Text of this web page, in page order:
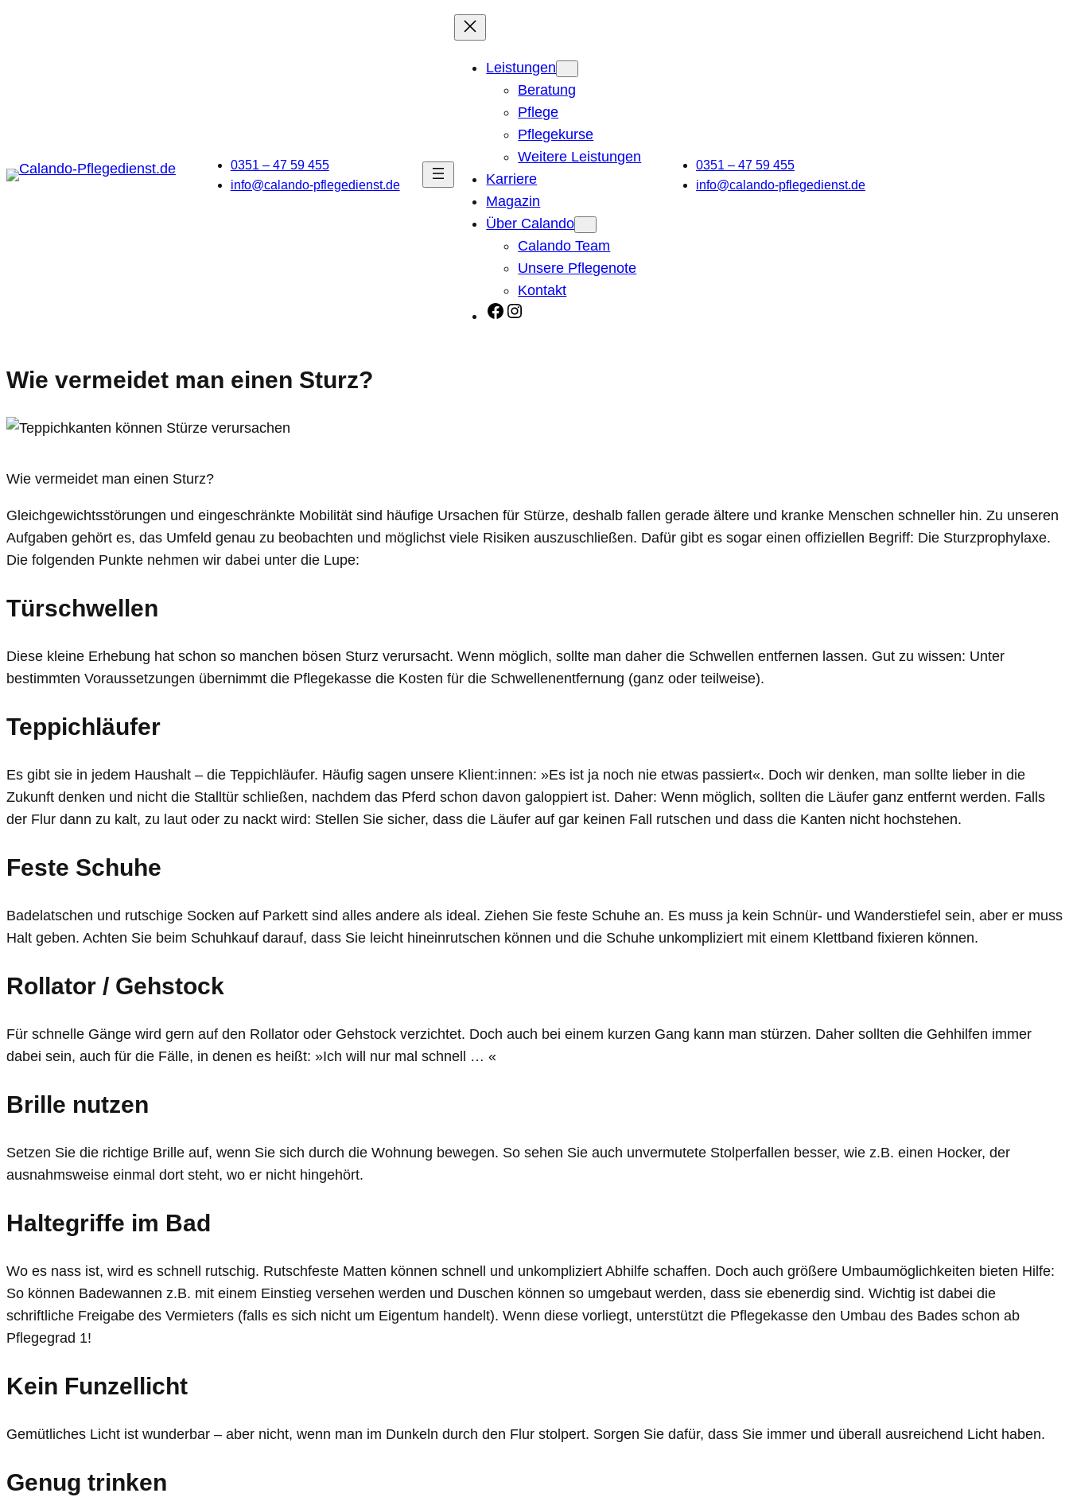
0351 – 47 59 455
info@calando-pflegedienst.de
Leistungen
Beratung
Pflege
Pflegekurse
Weitere Leistungen
Karriere
Magazin
Über Calando
Calando Team
Unsere Pflegenote
Kontakt
Facebook
Instagram
0351 – 47 59 455
info@calando-pflegedienst.de
Wie vermeidet man einen Sturz?
Wie vermeidet man einen Sturz?
Gleichgewichtsstörungen und eingeschränkte Mobilität sind häufige Ursachen für Stürze, deshalb fallen gerade ältere und kranke Menschen schneller hin. Zu unseren
Aufgaben gehört es, das Umfeld genau zu beobachten und möglichst viele Risiken auszuschließen. Dafür gibt es sogar einen offiziellen Begriff: Die Sturzprophylaxe.
Die folgenden Punkte nehmen wir dabei unter die Lupe:
Türschwellen
Diese kleine Erhebung hat schon so manchen bösen Sturz verursacht. Wenn möglich, sollte man daher die Schwellen entfernen lassen. Gut zu wissen: Unter
bestimmten Voraussetzungen übernimmt die Pflegekasse die Kosten für die Schwellenentfernung (ganz oder teilweise).
Teppichläufer
Es gibt sie in jedem Haushalt – die Teppichläufer. Häufig sagen unsere Klient:innen: »Es ist ja noch nie etwas passiert«. Doch wir denken, man sollte lieber in die
Zukunft denken und nicht die Stalltür schließen, nachdem das Pferd schon davon galoppiert ist. Daher: Wenn möglich, sollten die Läufer ganz entfernt werden. Falls
der Flur dann zu kalt, zu laut oder zu nackt wird: Stellen Sie sicher, dass die Läufer auf gar keinen Fall rutschen und dass die Kanten nicht hochstehen.
Feste Schuhe
Badelatschen und rutschige Socken auf Parkett sind alles andere als ideal. Ziehen Sie feste Schuhe an. Es muss ja kein Schnür- und Wanderstiefel sein, aber er muss
Halt geben. Achten Sie beim Schuhkauf darauf, dass Sie leicht hineinrutschen können und die Schuhe unkompliziert mit einem Klettband fixieren können.
Rollator / Gehstock
Für schnelle Gänge wird gern auf den Rollator oder Gehstock verzichtet. Doch auch bei einem kurzen Gang kann man stürzen. Daher sollten die Gehhilfen immer
dabei sein, auch für die Fälle, in denen es heißt: »Ich will nur mal schnell … «
Brille nutzen
Setzen Sie die richtige Brille auf, wenn Sie sich durch die Wohnung bewegen. So sehen Sie auch unvermutete Stolperfallen besser, wie z.B. einen Hocker, der
ausnahmsweise einmal dort steht, wo er nicht hingehört.
Haltegriffe im Bad
Wo es nass ist, wird es schnell rutschig. Rutschfeste Matten können schnell und unkompliziert Abhilfe schaffen. Doch auch größere Umbaumöglichkeiten bieten Hilfe:
So können Badewannen z.B. mit einem Einstieg versehen werden und Duschen können so umgebaut werden, dass sie ebenerdig sind. Wichtig ist dabei die
schriftliche Freigabe des Vermieters (falls es sich nicht um Eigentum handelt). Wenn diese vorliegt, unterstützt die Pflegekasse den Umbau des Bades schon ab
Pflegegrad 1!
Kein Funzellicht
Gemütliches Licht ist wunderbar – aber nicht, wenn man im Dunkeln durch den Flur stolpert. Sorgen Sie dafür, dass Sie immer und überall ausreichend Licht haben.
Genug trinken